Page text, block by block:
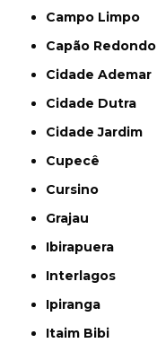
Campo Limpo
Capão Redondo
Cidade Ademar
Cidade Dutra
Cidade Jardim
Cupecê
Cursino
Grajau
Ibirapuera
Interlagos
Ipiranga
Itaim Bibi